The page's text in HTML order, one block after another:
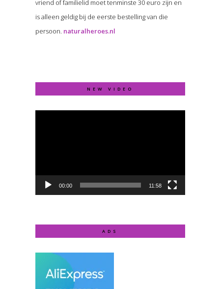
vriend of familielid moet tenminste 30 euro zijn en
is alleen geldig bij de eerste bestelling van die
persoon. naturalheroes.nl
NEW VIDEO
Video
00:00 11:58
ADS